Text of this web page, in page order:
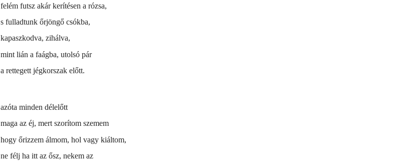
felém futsz akár kerítésen a rózsa,
s fulladtunk őrjöngő csókba,
kapaszkodva, zihálva,
mint lián a faágba, utolsó pár
a rettegett jégkorszak előtt.
azóta minden délelőtt
maga az éj, mert szorítom szemem
hogy őrizzem álmom, hol vagy kiáltom,
ne félj ha itt az ősz, nekem az